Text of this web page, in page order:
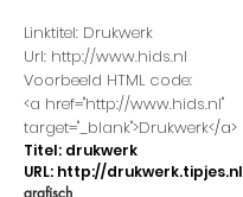
Linktitel: Drukwerk
Url: http://www.hids.nl
Voorbeeld HTML code:
<a href="http://www.hids.nl"
target="_blank">Drukwerk</a>
Titel: drukwerk
URL: http://drukwerk.tipjes.nl
grafisch